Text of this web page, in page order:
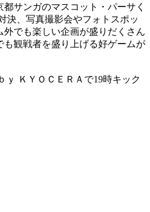
サンガのマスコット・パーサく
決、写真撮影会やフォトスポッ
外でも楽しい企画が盛りだくさん
も観戦者を盛り上げる好ゲームが
ｙ ＫＹＯＣＥＲＡで19時キック